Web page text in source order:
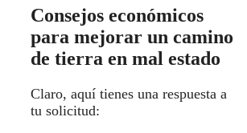
Consejos económicos
para mejorar un camino
de tierra en mal estado
Claro, aquí tienes una respuesta a
tu solicitud: